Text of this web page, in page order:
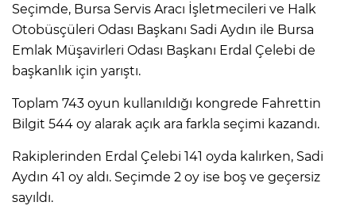
Seçimde, Bursa Servis Aracı İşletmecileri ve Halk
Otobüsçüleri Odası Başkanı Sadi Aydın ile Bursa
Emlak Müşavirleri Odası Başkanı Erdal Çelebi de
başkanlık için yarıştı.
Toplam 743 oyun kullanıldığı kongrede Fahrettin
Bilgit 544 oy alarak açık ara farkla seçimi kazandı.
Rakiplerinden Erdal Çelebi 141 oyda kalırken, Sadi
Aydın 41 oy aldı. Seçimde 2 oy ise boş ve geçersiz
sayıldı.